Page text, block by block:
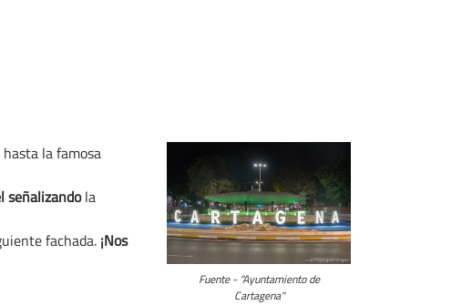
Fuente - "Ayuntamiento de
Cartagena"
hasta la famosa
señalizandola
fachada. ¡Nos